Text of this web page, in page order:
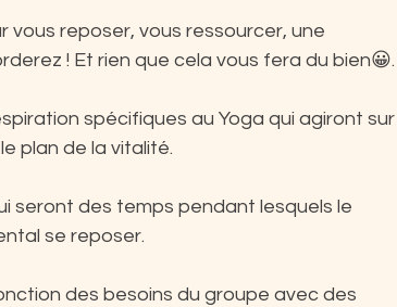
vous reposer, vous ressourcer, une
! Et rien que cela vous fera du bien😀.
spécifiques au Yoga qui agiront sur
plan de la vitalité.
seront des temps pendant lesquels le
se reposer.
des besoins du groupe avec des